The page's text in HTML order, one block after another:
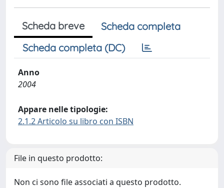
Scheda breve
Scheda completa
Scheda completa (DC)
Anno
2004
Appare nelle tipologie:
2.1.2 Articolo su libro con ISBN
File in questo prodotto:
Non ci sono file associati a questo prodotto.